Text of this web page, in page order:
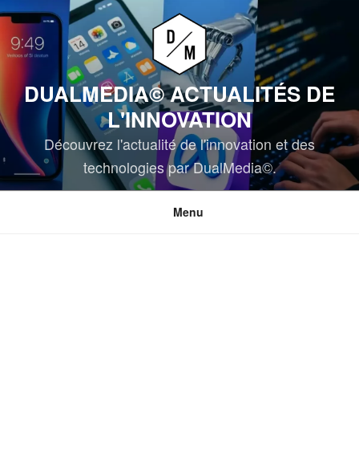
Aller
au
contenu
DUALMEDIA© ACTUALITÉS DE
L'INNOVATION
Découvrez l'actualité de l'innovation et des
technologies par DualMedia©.
Menu